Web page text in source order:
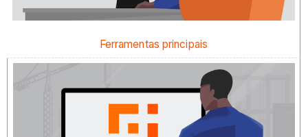
Ferramentas principais